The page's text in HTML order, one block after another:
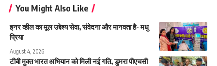
You Might Also Like
इनर व्हील का मूल उद्देश्य सेवा, संवेदना और मानवता है- मधु
प्रिया
August 4, 2026
टीबी मुक्त भारत अभियान को मिली नई गति, डुमरा पीएचसी